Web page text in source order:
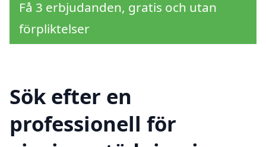
Få 3 erbjudanden, gratis och utan
förpliktelser
Sök efter en
professionell för